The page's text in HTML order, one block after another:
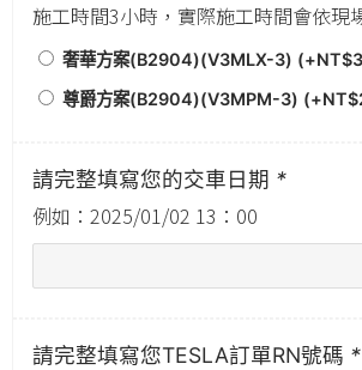
施工時間3小時，實際施工時間會依現
奢華方案(B2904)(V3MLX-3) (+NT$
尊爵方案(B2904)(V3MPM-3) (+NT$
請完整填寫您的交車日期 *
例如：2025/01/02 13：00
請完整填寫您TESLA訂單RN號碼 *